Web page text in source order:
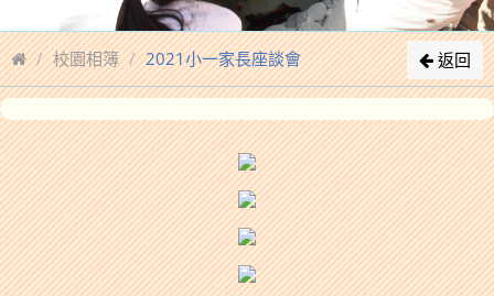
校園相簿 2021小一家長座談會 返回